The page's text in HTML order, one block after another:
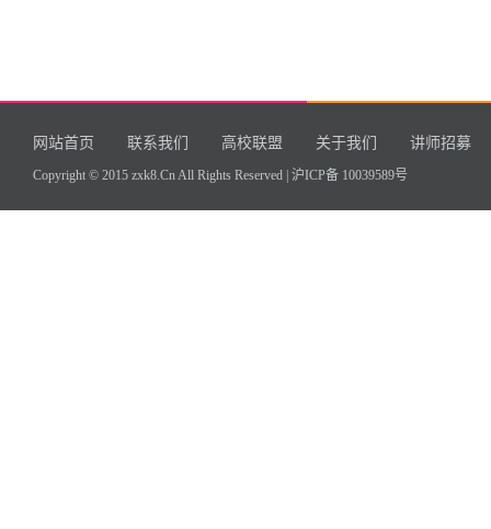
网站首页 联系我们 高校联盟 关于我们 讲师招募
Copyright © 2015 zxk8.Cn All Rights Reserved | 沪ICP备 10039589号